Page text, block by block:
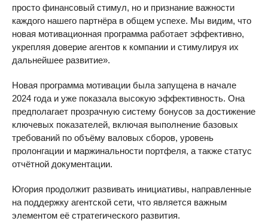
просто финансовый стимул, но и признание важности
каждого нашего партнёра в общем успехе. Мы видим, что
новая мотивационная программа работает эффективно,
укрепляя доверие агентов к компании и стимулируя их
дальнейшее развитие».
Новая программа мотивации была запущена в начале
2024 года и уже показала высокую эффективность. Она
предполагает прозрачную систему бонусов за достижение
ключевых показателей, включая выполнение базовых
требований по объёму валовых сборов, уровень
пролонгации и маржинальности портфеля, а также статус
отчётной документации.
Югория продолжит развивать инициативы, направленные
на поддержку агентской сети, что является важным
элементом её стратегического развития.